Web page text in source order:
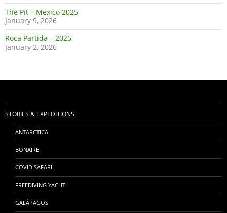
The Pit – Mexico 2025
January 9, 2026
Roca Partida – 2025
January 2, 2026
STORIES & EXPEDITIONS
ANTARCTICA
BONAIRE
COVID SAFARI
FREEDIVING YACHT
GALÁPAGOS